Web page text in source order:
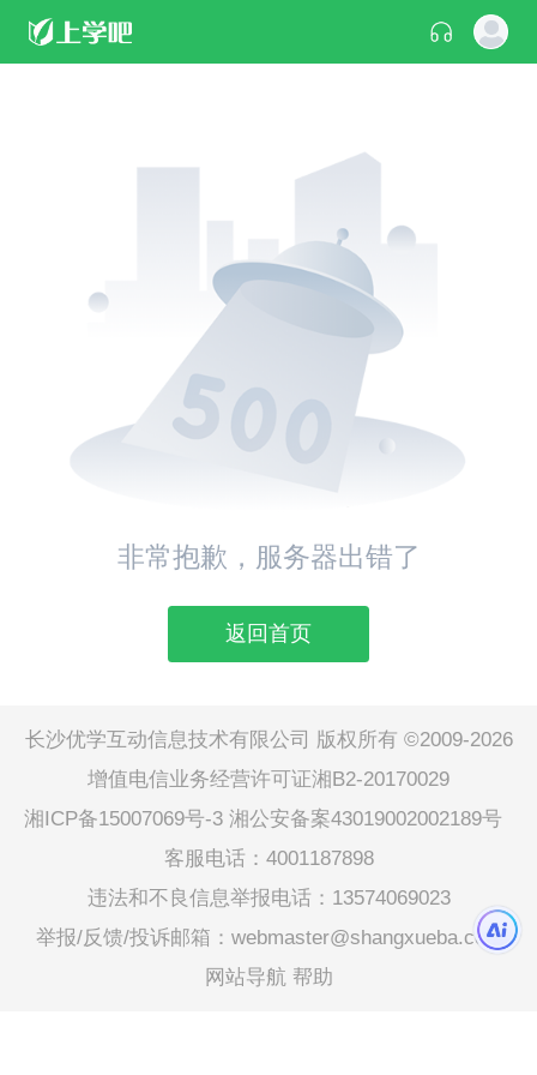
非常抱歉，服务器出错了
返回首页
长沙优学互动信息技术有限公司 版权所有 ©2009-2026
增值电信业务经营许可证湘B2-20170029
湘ICP备15007069号-3 湘公安备案43019002002189号
客服电话：4001187898
违法和不良信息举报电话：13574069023
举报/反馈/投诉邮箱：webmaster@shangxueba.com
网站导航 帮助